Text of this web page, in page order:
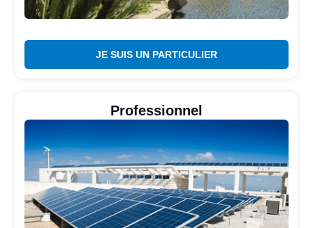
JE SUIS UN PARTICULIER
Professionnel